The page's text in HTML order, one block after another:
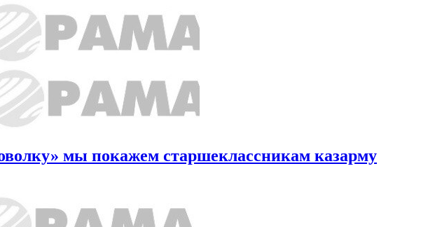
мы покажем старшеклассникам казарму